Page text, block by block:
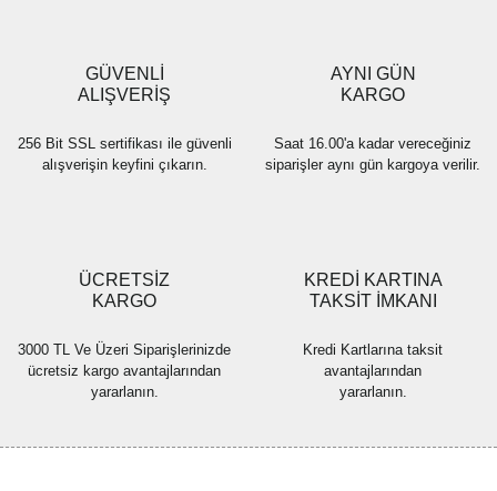
Ürün fiyatı diğer sitelerden daha pahalı.
Bu ürüne benzer farklı alternatifler olmalı.
GÜVENLİ
ALIŞVERİŞ
256 Bit SSL sertifikası ile güvenli
alışverişin keyfini çıkarın.
AYNI GÜN
KARGO
Saat 16.00'a kadar vereceğiniz
siparişler aynı gün kargoya verilir.
ÜCRETSİZ
KARGO
3000 TL Ve Üzeri Siparişlerinizde
ücretsiz kargo avantajlarından
yararlanın.
KREDİ KARTINA
TAKSİT İMKANI
Kredi Kartlarına taksit
avantajlarından
yararlanın.